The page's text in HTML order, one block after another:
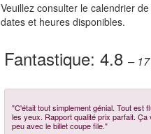
Veuillez consulter le calendrier
dates et heures disponibles.
Fantastique:4.8–
"C'était tout simplement génial. Tout est
les yeux. Rapport qualité prix parfait.
peu avec le billet coupe file."